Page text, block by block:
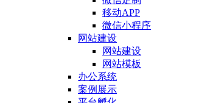
移动APP
微信小程序
网站建设
网站建设
网站模板
办公系统
案例展示